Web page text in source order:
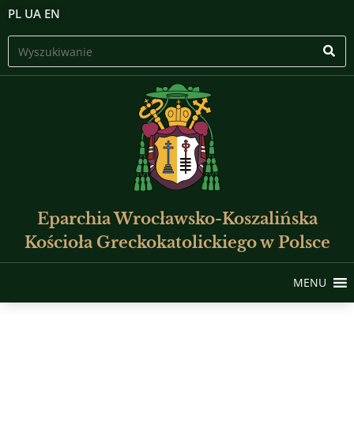
PL UA EN
Eparchia Wrocławsko-Koszalińska
Kościoła Greckokatolickiego w Polsce
MENU